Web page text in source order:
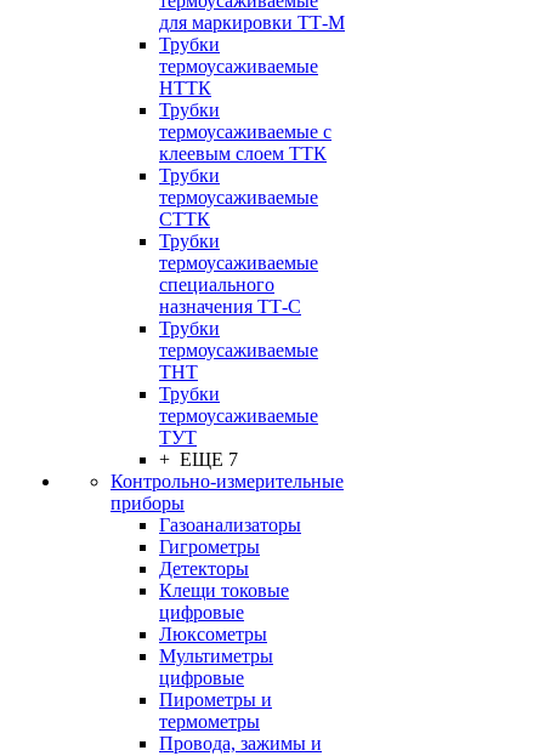
для маркировки ТТ-М
Трубки
термоусаживаемые
НTТК
Трубки
термоусаживаемые с
клеевым слоем TТК
Трубки
термоусаживаемые
СTТК
Трубки
термоусаживаемые
специального
назначения ТТ-С
Трубки
термоусаживаемые
ТНТ
Трубки
термоусаживаемые
ТУТ
+ ЕЩЕ 7
Контрольно-измерительные
приборы
Газоанализаторы
Гигрометры
Детекторы
Клещи токовые
цифровые
Люксометры
Мультиметры
цифровые
Пирометры и
термометры
Провода, зажимы и